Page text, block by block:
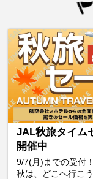
JAL秋旅タイム
開催中
9/7(月)までの受付
秋は、どこへ行こ